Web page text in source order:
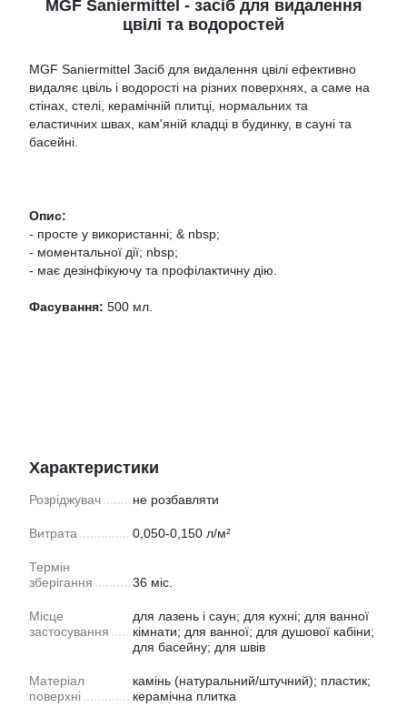
MGF Saniermittel - засіб для видалення
цвілі та водоростей
MGF Saniermittel Засіб для видалення цвілі ефективно
видаляє цвіль і водорості на різних поверхнях, а саме на
стінах, стелі, керамічній плитці, нормальних та
еластичних швах, кам'яній кладці в будинку, в сауні та
басейні.
Опис:
- просте у використанні; & nbsp;
- моментальної дії; nbsp;
- має дезінфікуючу та профілактичну дію.
Фасування: 500 мл.
Характеристики
Розріджувач не розбавляти
Витрата 0,050-0,150 л/м²
Термін
зберігання
36 міс.
Місце
застосування
для лазень і саун; для кухні; для ванної
кімнати; для ванної; для душової кабіни;
для басейну; для швів
Матеріал
поверхні
камінь (натуральний/штучний); пластик;
керамічна плитка